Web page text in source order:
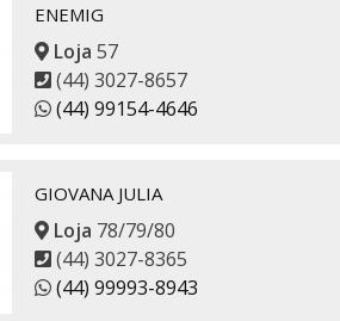
ENEMIG
Loja 57
(44) 3027-8657
(44) 99154-4646
GIOVANA JULIA
Loja 78/79/80
(44) 3027-8365
(44) 99993-8943